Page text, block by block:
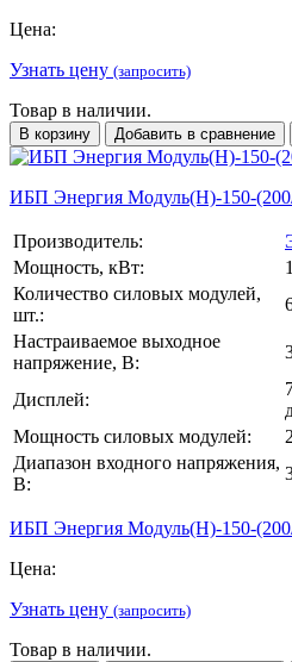
Цена:
Узнать цену (запросить)
Товар в наличии.
В корзину Добавить в сравнение
ИБП Энергия Модуль(H)-150-
Производитель:
Мощность, кВт:
Количество силовых модулей,
шт.:
Настраиваемое выходное
напряжение, В:
Дисплей:
Мощность силовых модулей:
Диапазон входного напряжения,
В:
ИБП Энергия Модуль(H)-150-
Цена:
Узнать цену (запросить)
Товар в наличии.